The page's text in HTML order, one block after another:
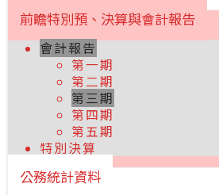
前瞻特別預、決算與會計報告
會計報告
第一期
第二期
第三期
第四期
第五期
特別決算
公務統計資料